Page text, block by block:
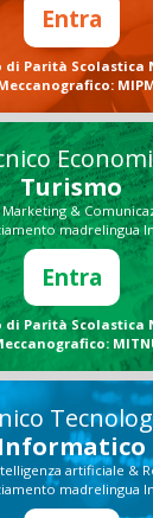
Entra
di Parità Scolastica
Turismo
Marketing &
madrelingua
Entra
di Parità Scolastica
Informatico
artificiale &
madrelingua